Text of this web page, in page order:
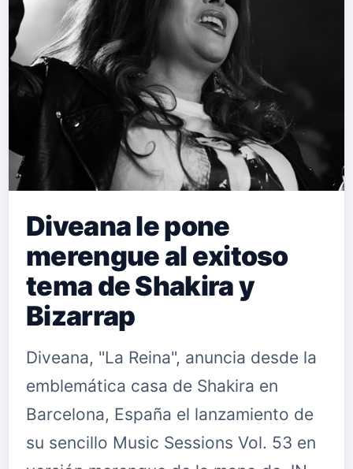
Diveana le pone
merengue al exitoso
tema de Shakira y
Bizarrap
Diveana, "La Reina", anuncia desde la
emblemática casa de Shakira en
Barcelona, España el lanzamiento de
su sencillo Music Sessions Vol. 53 en